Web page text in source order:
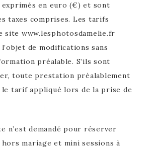
en euro (€) et sont
taxes comprises. Les tarifs
site www.lesphotosdamelie.fr
de modifications sans
préalable. S’ils sont
toute prestation préalablement
tarif appliqué lors de la prise de
n’est demandé pour réserver
mariage et mini sessions à